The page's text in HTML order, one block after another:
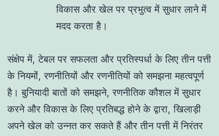
विकास और खेल पर प्रभुत्व में सुधार लाने में
मदद करता है।
संक्षेप में, टेबल पर सफलता और प्रतिस्पर्धा के लिए तीन पत्ती
के नियमों, रणनीतियों और रणनीतियों को समझना महत्वपूर्ण
है। बुनियादी बातों को समझने, रणनीतिक कौशल में सुधार
करने और विकास के लिए प्रतिबद्ध होने के द्वारा, खिलाड़ी
अपने खेल को उन्नत कर सकते हैं और तीन पत्ती में निरंतर